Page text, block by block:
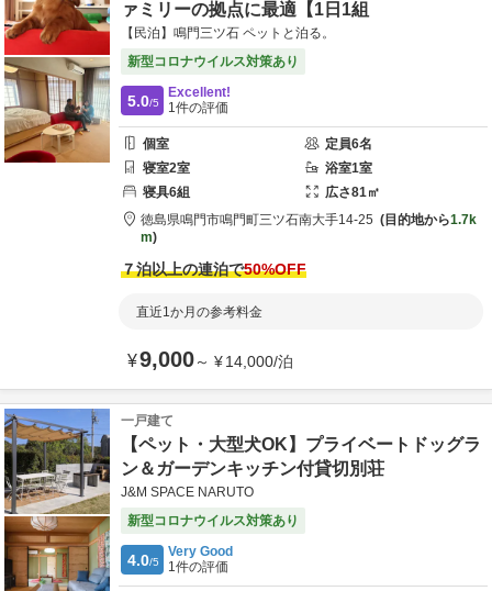
ァミリーの拠点に最適【1日1組
【民泊】鳴門三ツ石 ペットと泊る。
新型コロナウイルス対策あり
5.0/5
Excellent!
1件の評価
個室 定員6名
寝室2室 浴室1室
寝具6組 広さ81㎡
徳島県鳴門市鳴門町三ツ石南大手14-25 目的地から1.7k
m
７泊以上の連泊で50%OFF
直近1か月の参考料金
¥9,000～ ¥14,000/泊
一戸建て
【ペット・大型犬OK】プライベートドッグラ
ン＆ガーデンキッチン付貸切別荘
J&M SPACE NARUTO
新型コロナウイルス対策あり
4.0/5
Very Good
1件の評価